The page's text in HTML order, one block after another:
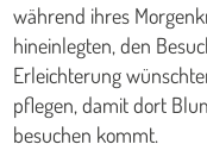
während ihres
hineinlegten, den
Erleichterung
pflegen, damit dort
besuchen kommt.